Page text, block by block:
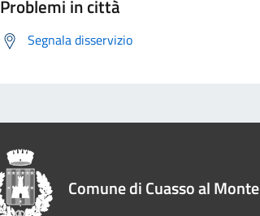
Problemi in città
Segnala disservizio
Comune di Cuasso al Monte